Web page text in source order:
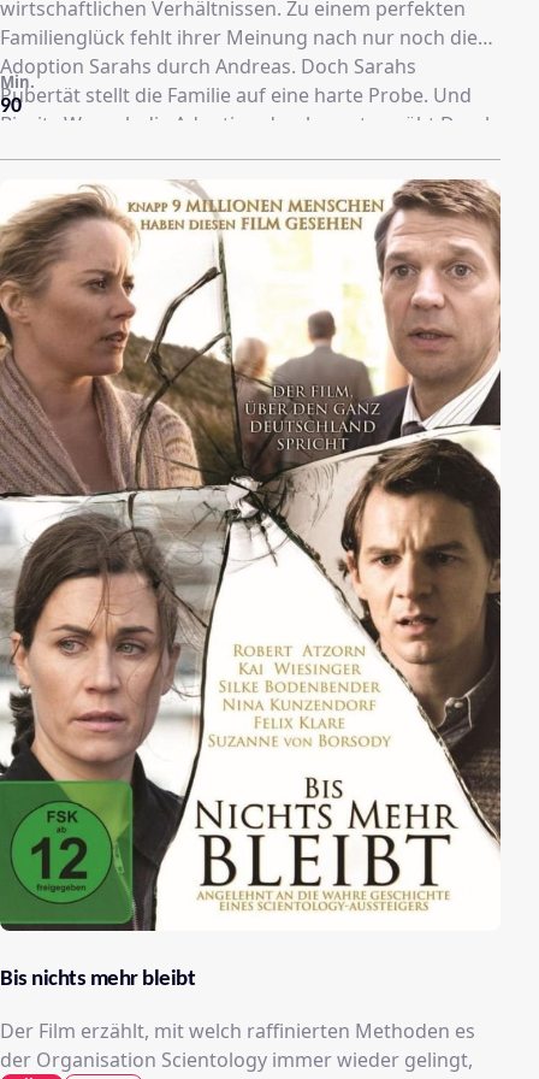
wirtschaftlichen Verhältnissen. Zu einem perfekten
Familienglück fehlt ihrer Meinung nach nur noch die
Adoption Sarahs durch Andreas. Doch Sarahs
Pubertät stellt die Familie auf eine harte Probe. Und
Birgits Wunsch die Adoption durchzusetzen übt Druck
auf die ganze Familie aus. Ganz besonders auf Sarah,
die mit immer heftigeren Provokationen gegen
Andreas aufwartet. Damit setzt sie einen fatalen
Mechanismus in Gang.
90
Min.
Bis nichts mehr bleibt
Der Film erzählt, mit welch raffinierten Methoden es
der Organisation Scientology immer wieder gelingt,